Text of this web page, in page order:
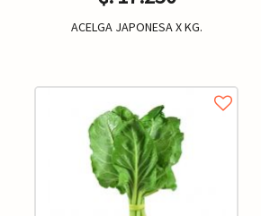
ACELGA JAPONESA X KG.